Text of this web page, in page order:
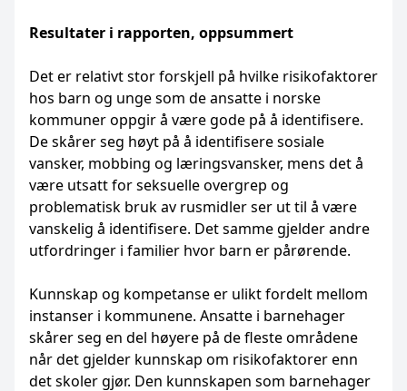
Resultater i rapporten, oppsummert
Det er relativt stor forskjell på hvilke risikofaktorer
hos barn og unge som de ansatte i norske
kommuner oppgir å være gode på å identifisere.
De skårer seg høyt på å identifisere sosiale
vansker, mobbing og læringsvansker, mens det å
være utsatt for seksuelle overgrep og
problematisk bruk av rusmidler ser ut til å være
vanskelig å identifisere. Det samme gjelder andre
utfordringer i familier hvor barn er pårørende.
Kunnskap og kompetanse er ulikt fordelt mellom
instanser i kommunene. Ansatte i barnehager
skårer seg en del høyere på de fleste områdene
når det gjelder kunnskap om risikofaktorer enn
det skoler gjør. Den kunnskapen som barnehager